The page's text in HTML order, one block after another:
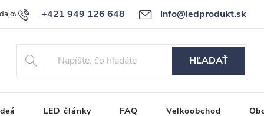
+421 949 126 648 info@ledprodukt.sk
Reklamačný poriadok
HĽADAŤ
LED články FAQ Veľkoobchod